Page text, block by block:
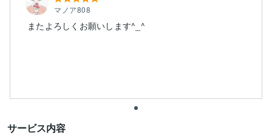
マノア808
またよろしくお願いします^_^
サービス内容